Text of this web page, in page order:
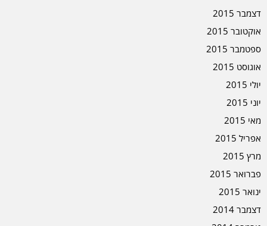
דצמבר 2015
אוקטובר 2015
ספטמבר 2015
אוגוסט 2015
יולי 2015
יוני 2015
מאי 2015
אפריל 2015
מרץ 2015
פברואר 2015
ינואר 2015
דצמבר 2014